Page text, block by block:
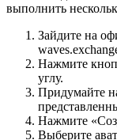
выполнить
Зайдите на
Нажмите
углу.
Придумайте
Нажмите
Выберите